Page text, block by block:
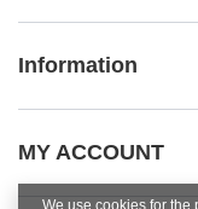
Information
MY ACCOUNT
We use cookies for the